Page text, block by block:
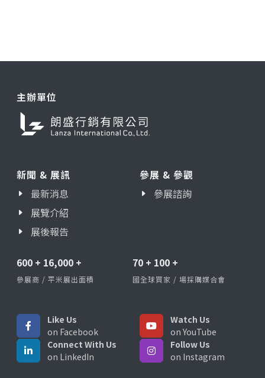
主辦單位
新聞 & 展訊
最新消息
展覽介紹
展後報告
參展 & 參觀
參展諮詢
600 + 16,000 +
參展商 / 平米展出面積
70 + 100 +
國全球買家 / 場採購媒合會
Like Us
on Facebook
Watch Us
on YouTube
Connect With Us
on LinkedIn
Follow Us
on Instagram